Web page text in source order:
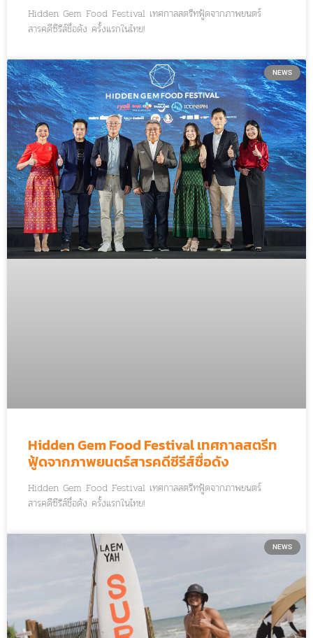
Hidden Gem Food Festival เทศกาลสตรีทฟู้ดจากภาพยนตร์
สารคดีซีรีส์ชื่อดัง ครั้งแรกในไทย!
NEWS
Hidden Gem Food Festival เทศกาลสตรีท
ฟู้ดจากภาพยนตร์สารคดีซีรีส์ชื่อดัง
Hidden Gem Food Festival เทศกาลสตรีทฟู้ดจากภาพยนตร์
สารคดีซีรีส์ชื่อดัง ครั้งแรกในไทย!
NEWS